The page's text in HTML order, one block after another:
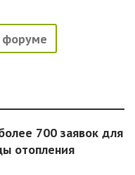
форуме
700 заявок для
отопления